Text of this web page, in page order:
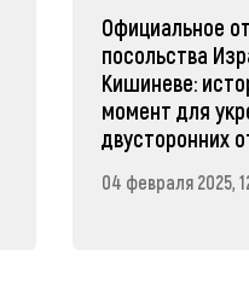
Официальное
посольства
Кишиневе:
момент для
двусторонних
04 февраля 2025,